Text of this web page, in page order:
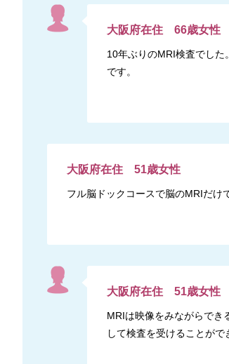
大阪府在住 66歳女性
10年ぶりのMRI検査でし
です。
大阪府在住 51歳女性
フル脳ドックコースで脳のMRIだけ
大阪府在住 51歳女性
MRIは映像をみながらでき
して検査を受けることがで